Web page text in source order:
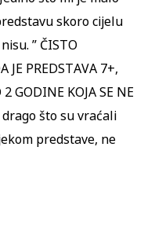
skoro cijelu
” ČISTO
JE PREDSTAVA 7+,
GODINE KOJA SE NE
drago što su vraćali
predstave, ne